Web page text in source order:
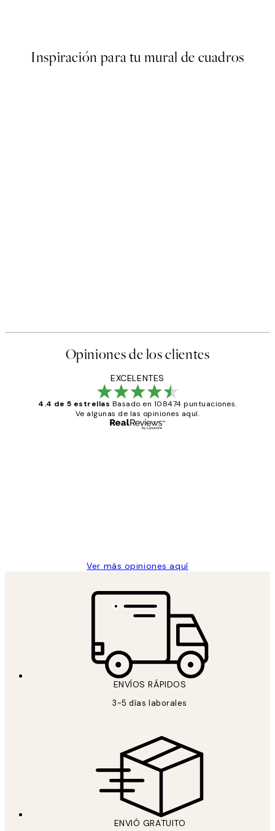
Inspiración para tu mural de cuadros
Opiniones de los clientes
EXCELENTES
4.4 de 5 estrellas Basado en 108474 puntuaciones.
Ve algunas de las opiniones aquí.
Ver más opiniones aquí
ENVÍOS RÁPIDOS
3-5 días laborales
ENVIÓ GRATUITO